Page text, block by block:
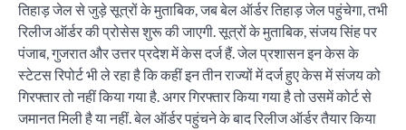
तिहाड़ जेल से जुड़े सूत्रों के मुताबिक, जब बेल ऑर्डर तिहाड़ जेल पहुंचेगा, तभी
रिलीज ऑर्डर की प्रोसेस शुरू की जाएगी. सूत्रों के मुताबिक, संजय सिंह पर
पंजाब, गुजरात और उत्तर प्रदेश में केस दर्ज हैं. जेल प्रशासन इन केस के
स्टेटस रिपोर्ट भी ले रहा है कि कहीं इन तीन राज्यों में दर्ज हुए केस में संजय को
गिरफ्तार तो नहीं किया गया है. अगर गिरफ्तार किया गया है तो उसमें कोर्ट से
जमानत मिली है या नहीं. बेल ऑर्डर पहुंचने के बाद रिलीज ऑर्डर तैयार किया